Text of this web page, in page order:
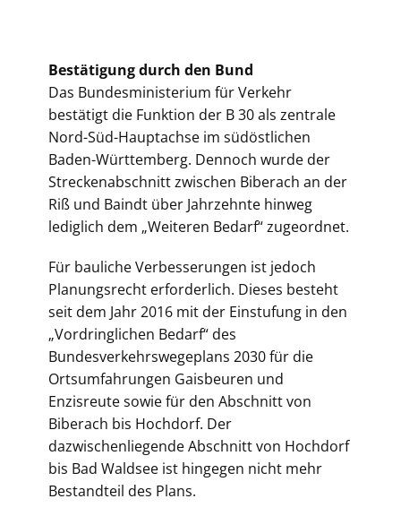
Bestätigung durch den Bund
Das Bundesministerium für Verkehr
bestätigt die Funktion der B 30 als zentrale
Nord-Süd-Hauptachse im südöstlichen
Baden-Württemberg. Dennoch wurde der
Streckenabschnitt zwischen Biberach an der
Riß und Baindt über Jahrzehnte hinweg
lediglich dem „Weiteren Bedarf“ zugeordnet.
Für bauliche Verbesserungen ist jedoch
Planungsrecht erforderlich. Dieses besteht
seit dem Jahr 2016 mit der Einstufung in den
„Vordringlichen Bedarf“ des
Bundesverkehrswegeplans 2030 für die
Ortsumfahrungen Gaisbeuren und
Enzisreute sowie für den Abschnitt von
Biberach bis Hochdorf. Der
dazwischenliegende Abschnitt von Hochdorf
bis Bad Waldsee ist hingegen nicht mehr
Bestandteil des Plans.